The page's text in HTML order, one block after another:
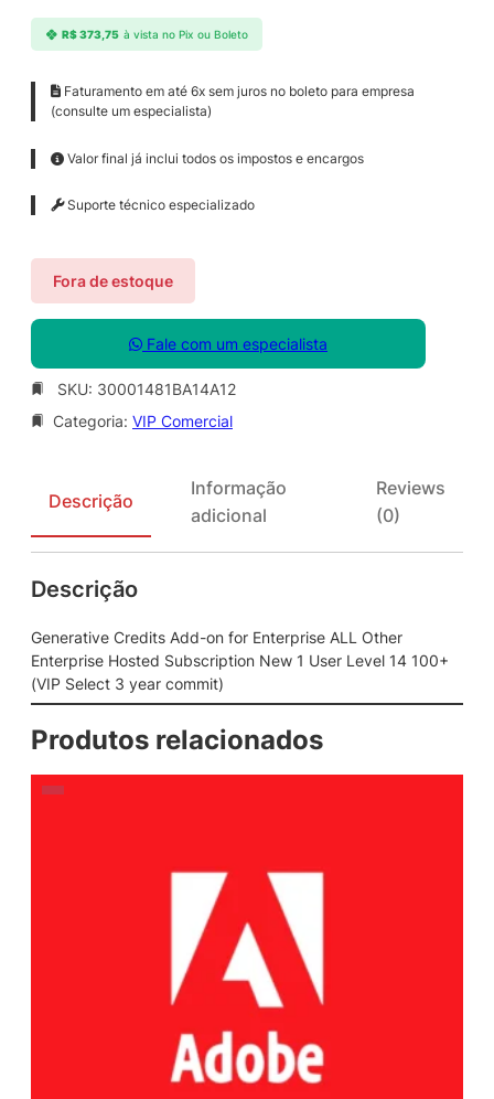
R$373,75 à vista no Pix ou Boleto
Faturamento em até 6x sem juros no boleto para empresa
(consulte um especialista)
Valor final já inclui todos os impostos e encargos
Suporte técnico especializado
Fora de estoque
Fale com um especialista
SKU: 30001481BA14A12
Categoria: VIP Comercial
Descrição
Informação
adicional
Reviews
(0)
Descrição
Generative Credits Add-on for Enterprise ALL Other
Enterprise Hosted Subscription New 1 User Level 14 100+
(VIP Select 3 year commit)
Produtos relacionados